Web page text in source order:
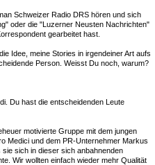
Schweizer Radio DRS hören und sich
oder die "Luzerner Neusten Nachrichten"
gearbeitet hast.
Idee, meine Stories in irgendeiner Art aufs
Person. Weisst Du noch, warum?
Du hast die entscheidenden Leute
motivierte Gruppe mit dem jungen
Medici und dem PR-Unternehmer Markus
sich in dieser sich anbahnenden
Wir wollten einfach wieder mehr Qualität